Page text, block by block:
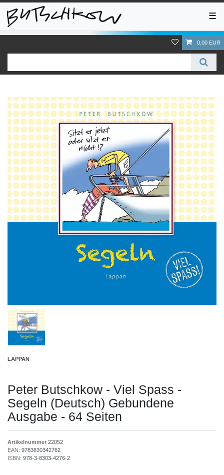
☰
0,00 EUR
LAPPAN
Peter Butschkow - Viel Spass -
Segeln (Deutsch) Gebundene
Ausgabe - 64 Seiten
Artikelnummer 22052
EAN: 9783830342762
ISBN: 978-3-8303-4276-2